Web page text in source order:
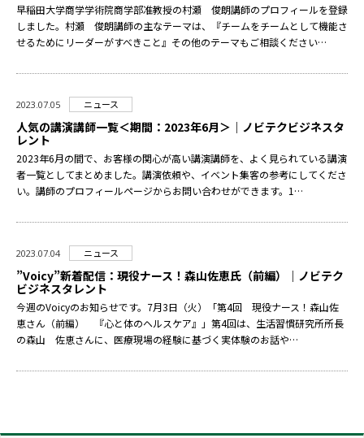
早稲田大学商学学術院商学部准教授の村瀬 俊朗講師のプロフィールを登録
しました。村瀬 俊朗講師の主なテーマは、『チームをチームとして機能さ
せるためにリーダーがすべきこと』その他のテーマもご相談ください…
2023.07.05 ニュース
人気の講演講師一覧＜期間：2023年6月＞｜ノビテクビジネスタ
レント
2023年6月の間で、お客様の関心が高い講演講師を、よく見られている講演
者一覧としてまとめました。講演依頼や、イベント集客の参考にしてくださ
い。講師のプロフィールページからお問い合わせができます。1…
2023.07.04 ニュース
”Voicy”新着配信：現役ナース！森山佐恵氏（前編）｜ノビテク
ビジネスタレント
今週のVoicyのお知らせです。7月3日（火）「第4回 現役ナース！森山佐
恵さん（前編） 『心と体のヘルスケア』」第4回は、生活習慣研究所所長
の森山 佐恵さんに、医療現場の経験に基づく実体験のお話や…